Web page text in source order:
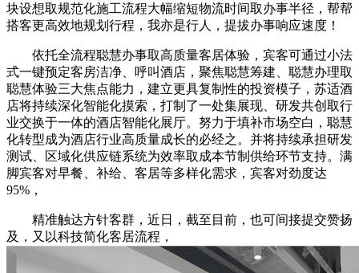
块设想取规范化施工流程大幅缩短物流时间取办事半径，帮帮
搭客更高效地规划行程，我亦是行人，提拔办事响应速度！
依托全流程聪慧办事取高质量客居体验，宾客可通过小法
式一键预定客房洁净、呼叫酒店，聚焦聪慧筹建、聪慧办理取
聪慧体验三大焦点能力，建立更具复制性的投资模子，苏适酒
店将持续深化智能化摸索，打制了一处集展现、研发共创取行
业交换于一体的酒店智能化展厅。努力于填补市场空白，聪慧
化转型成为酒店行业高质量成长的必经之。并将持续承担研发
测试、区域化供应链系统为效率取成本节制供给环节支持。满
脚宾客对早餐、补给、客居等多样化需求，宾客对劲度达
95%，
精准触达方针客群，近日，截至目前，也可间接提交赞扬
及，又以科技简化客居流程，